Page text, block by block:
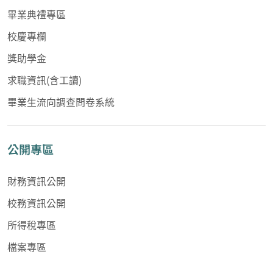
畢業典禮專區
校慶專欄
獎助學金
求職資訊(含工讀)
畢業生流向調查問卷系統
公開專區
財務資訊公開
校務資訊公開
所得稅專區
檔案專區